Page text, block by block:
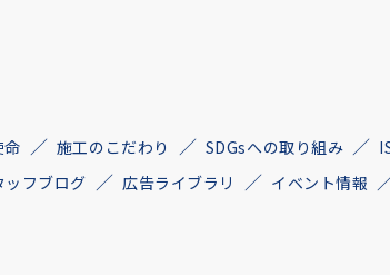
命 施工のこだわり SDGsへの取り組み
ッフブログ 広告ライブラリ イベント情報